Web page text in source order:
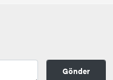
Gönder